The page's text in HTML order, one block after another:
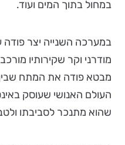
במחול בתוך המים ועוד.
במערכה השנייה יצר פודה
מודרני וקר שקירותיו
מבטא פודה את המתח
העולם האנושי שעוסק
שהוא מתנכר לסביבתו